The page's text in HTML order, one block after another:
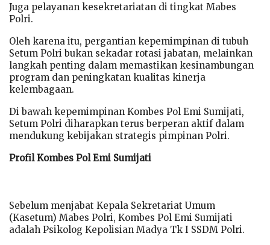
Juga pelayanan kesekretariatan di tingkat Mabes
Polri.
Oleh karena itu, pergantian kepemimpinan di tubuh
Setum Polri bukan sekadar rotasi jabatan, melainkan
langkah penting dalam memastikan kesinambungan
program dan peningkatan kualitas kinerja
kelembagaan.
Di bawah kepemimpinan Kombes Pol Emi Sumijati,
Setum Polri diharapkan terus berperan aktif dalam
mendukung kebijakan strategis pimpinan Polri.
Profil Kombes Pol Emi Sumijati
Sebelum menjabat Kepala Sekretariat Umum
(Kasetum) Mabes Polri, Kombes Pol Emi Sumijati
adalah Psikolog Kepolisian Madya Tk I SSDM Polri.